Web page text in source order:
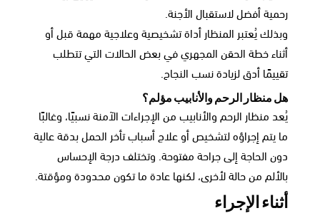
رحمية أفضل لاستقبال الأجنة.
وبذلك يُعتبر المنظار أداة تشخيصية وعلاجية مهمة قبل أو
أثناء خطة الحقن المجهري في بعض الحالات التي تتطلب
تقييمًا أدق لزيادة نسب النجاح.
هل منظار الرحم والأنابيب مؤلم؟
يُعد منظار الرحم والأنابيب من الإجراءات الآمنة نسبيًا، وغالبًا
ما يتم إجراؤه لتشخيص أو علاج أسباب تأخر الحمل بدقة عالية
دون الحاجة إلى جراحة مفتوحة. وتختلف درجة الإحساس
بالألم من حالة لأخرى، لكنها عادة ما تكون محدودة ومؤقتة.
أثناء الإجراء